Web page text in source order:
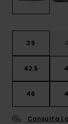
39
42.5
46
Consulta